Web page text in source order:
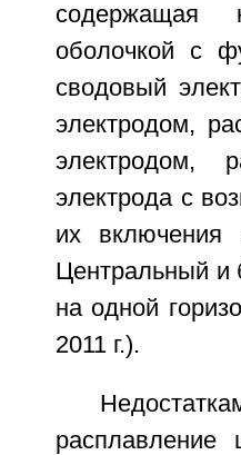
содержащая
оболочкой с
сводовый
электродом,
электродом,
электрода с
их включения
Центральный и
на одной
2011 г.).